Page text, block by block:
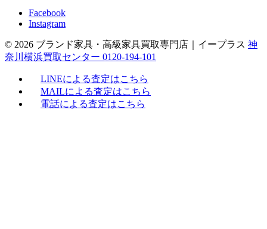
Facebook
Instagram
© 2026 ブランド家具・高級家具買取専門店｜イープラス 神
奈川横浜買取センター 0120-194-101
LINEによる査定はこちら
MAILによる査定はこちら
電話による査定はこちら